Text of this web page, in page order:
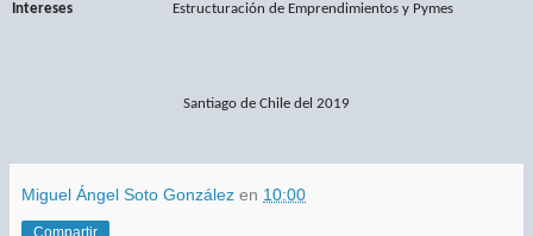
Intereses
Estructuración de Emprendimientos y Pymes
Santiago de Chile del 2019
Miguel Ángel Soto González en 10:00
Compartir